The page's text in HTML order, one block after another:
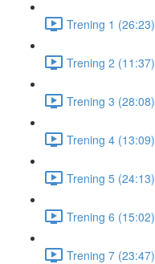
Trening 1 (26:23)
Trening 2 (11:37)
Trening 3 (28:08)
Trening 4 (13:09)
Trening 5 (24:13)
Trening 6 (15:02)
Trening 7 (23:47)